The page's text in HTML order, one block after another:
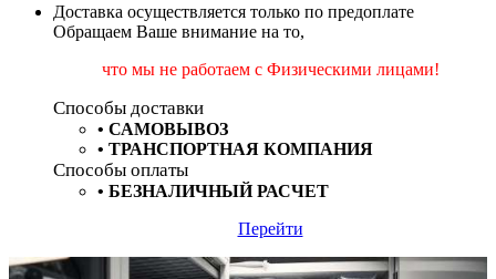
Доставка осуществляется только по предоплате
Обращаем Ваше внимание на то,
что мы не работаем с Физическими лицами!
Способы доставки
• САМОВЫВОЗ
• ТРАНСПОРТНАЯ КОМПАНИЯ
Способы оплаты
• БЕЗНАЛИЧНЫЙ РАСЧЕТ
Перейти